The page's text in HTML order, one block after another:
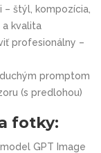
štýl, kompozícia,
kvalita
profesionálny –
promptom
(s predlohou)
fotky:
GPT Image